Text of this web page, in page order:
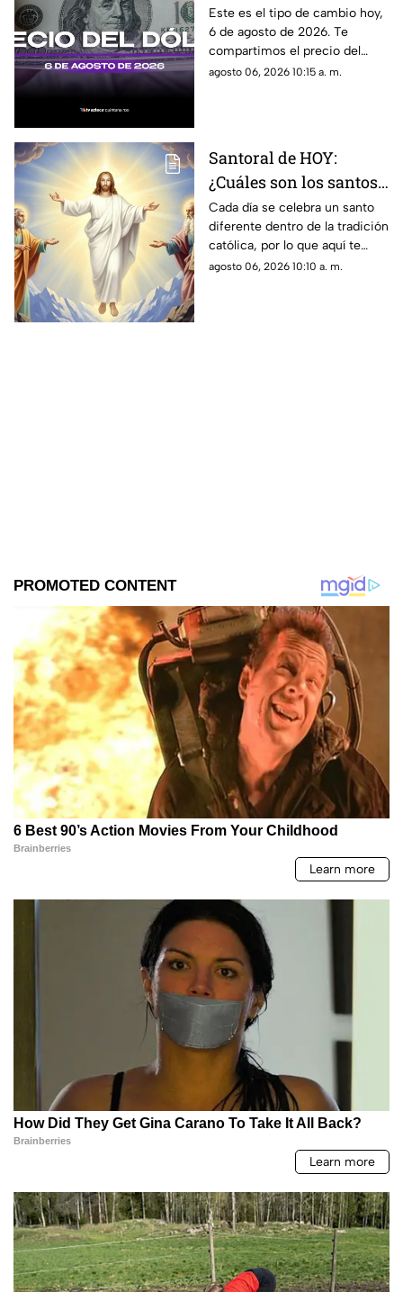
estadounidense HOY, 6
de agosto de 2026 en
Cancún
Este es el tipo de cambio hoy,
6 de agosto de 2026. Te
compartimos el precio del
dólar hoy en Cancún, así como
agosto 06, 2026 10:15 a. m.
Santoral de HOY:
¿Cuáles son los santos
que se celebran este
jueves 6 de agosto de
2026?
Cada día se celebra un santo
diferente dentro de la tradición
católica, por lo que aquí te
compartimos el santoral
agosto 06, 2026 10:10 a. m.